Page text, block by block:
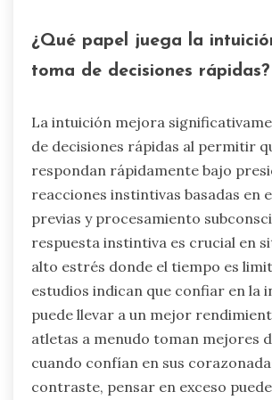
¿Qué papel juega la
toma de decisiones rápidas?
La intuición mejora
de decisiones rápidas al permitir
respondan rápidamente bajo
reacciones instintivas basadas en
previas y procesamiento
respuesta instintiva es crucial en
alto estrés donde el tiempo es
estudios indican que confiar en la
puede llevar a un mejor
atletas a menudo toman mejores
cuando confían en sus
contraste, pensar en exceso